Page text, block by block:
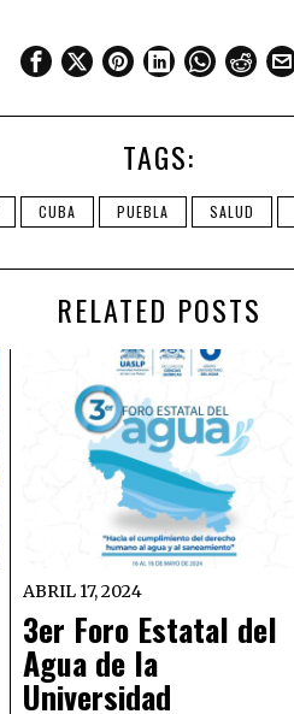
TAGS:
CUBA PUEBLA SALUD
RELATED POSTS
ABRIL 17, 2024
3er Foro Estatal del
Agua de la
Universidad